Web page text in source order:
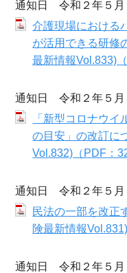
通知日 令和２年５月
介護現場における
が活用できる研修
最新情報Vol.833)
通知日 令和２年５月
「新型コロナウ
の目安」の改訂に
Vol.832)（PDF：
通知日 令和２年５月
民法の一部を改正
険最新情報
通知日 令和２年５月